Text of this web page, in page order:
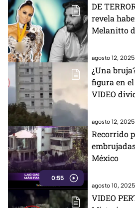
DE
revela
Melanitto
agosto 12, 2025
¿Una
figura en
VIDEO
agosto 12,
0:55
Recorrido
México
agosto 10,
VIDEO